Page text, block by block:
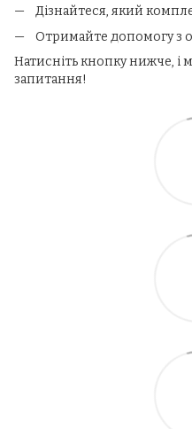
Дізнайтеся, який
Отримайте допомогу з
Натисніть кнопку нижче, і
запитання!